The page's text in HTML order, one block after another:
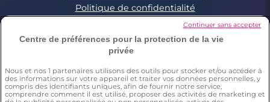
Politique de confidentialité
Conditions Générales applicables aux Events
Signaler un contenu illégal
*Estimation du nombre de personnes ayant déjà fait une
rencontre sur Meetic en France, Italie et Espagne. Chiffre obtenu
par l’extrapolation des résultats d’une enquête réalisée par
Centre de préférences pour la protection de la vie
privée
Nous et nos 1 partenaires utilisons des outils pour stocker et/ou accéder à
des informations sur votre appareil et traiter vos données personnelles, y
compris des identifiants uniques, afin de fournir notre service,
comprendre comment il est utilisé, proposer des activités de marketing et
Continuer sans accepter